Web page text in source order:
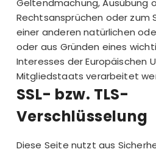
Rechtsansprüchen oder zum
einer anderen natürlichen
oder aus Gründen eines
Interesses der Europäischen
Mitgliedstaats verarbeitet
SSL- bzw. TLS-
Verschlüsselung
Diese Seite nutzt aus